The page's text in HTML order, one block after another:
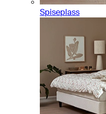
Spiseplass